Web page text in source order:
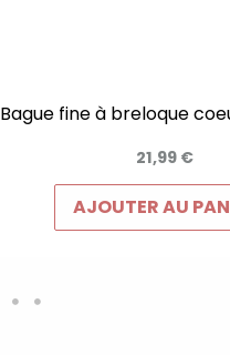
Bague fine à breloque
21,99 €
AJOUTER AU